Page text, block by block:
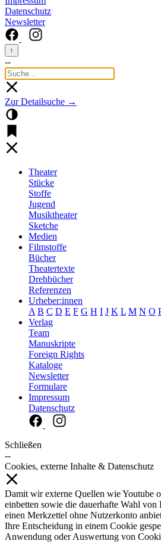
Datenschutz
Newsletter
↑
--
Zur Detailsuche →
Theater
Stücke
Stoffe
Jugend
Musiktheater
Sketche
Medien
Filmstoffe
Bücher
Theatertexte
Drehbücher
Referenzen
Urheber:innen
A B C D E F G H I J K L M N O
Verlag
Team
Manuskripte
Foreign Rights
Kataloge
Newsletter
Formulare
Impressum
Datenschutz
Schließen
--
Cookies, externe Inhalte & Datenschutz
Damit wir externe Quellen wie Youtube
einbetten sowie die dauerhafte Wahl
einen Merkzettel ohne Nutzerkonto
Ihre Entscheidung in einem Cookie
Anwendung oder Auswertung von